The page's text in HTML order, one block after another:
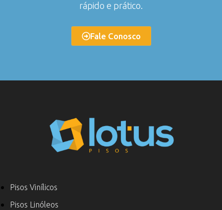
rápido e prático.
Fale Conosco
Pisos Vinílicos
Pisos Linóleos